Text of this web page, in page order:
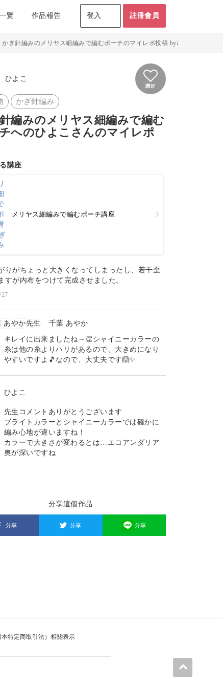
覽 作品報告 登入 註冊會員
かぎ針編みのメリヤス細編みで編むポーチのマイレポ投稿 byひよこ
ひよこ
讚好
かぎ針編み
編みのメリヤス細編みで編む
へのひよこさんのマイレポ
講座
メリヤス細編みで編むポーチ講座
りがちょっと大きくなってしまったし、若干歪
すが内布をつけて完成させました。
千葉 あやか
キレイに出来ましたね～👏シャイニーカラーの
糸は他の糸よりハリがあるので、大きめになり
やすいですよ🎵なので、大丈夫です🙆✨
ひよこ
先生コメントありがとうございます
ブライトカラーとシャイニーカラーでは確かに
編み心地が違いますね！
カラーで大きさが変わるとは…エコアンダリア
奥が深いですね
分享這個作品
分享 分享 分享
特定商取引法）相關表示